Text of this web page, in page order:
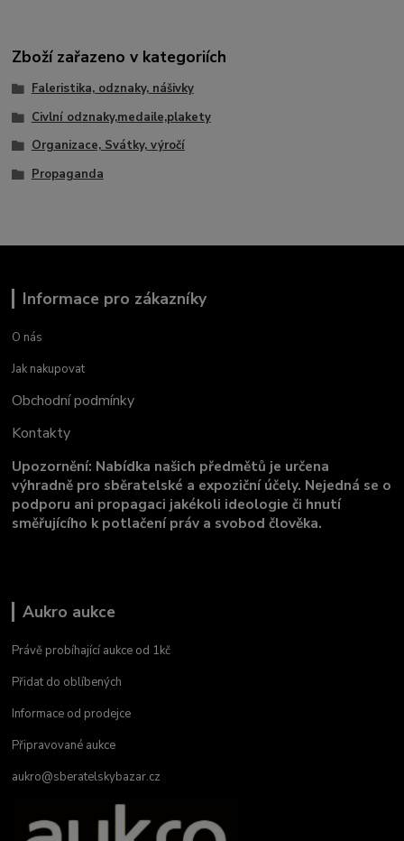
Zboží zařazeno v kategoriích
Faleristika, odznaky, nášivky
Civlní odznaky,medaile,plakety
Organizace, Svátky, výročí
Propaganda
Informace pro zákazníky
O nás
Jak nakupovat
Obchodní podmínky
Kontakty
Upozornění: Nabídka našich předmětů je určena
výhradně pro sběratelské a expoziční účely. Nejedná se o
podporu ani propagaci jakékoli ideologie či hnutí
směřujícího k potlačení práv a svobod člověka.
Aukro aukce
Právě probíhající aukce od 1kč
Přidat do oblíbených
Informace od prodejce
Připravované aukce
aukro@sberatelskybazar.cz